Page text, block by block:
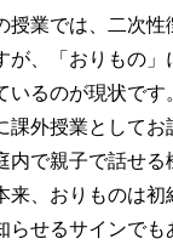
授業では、二次
が、「おりもの」
いるのが現状です
課外授業としてお
内で親子で話せる
来、おりものは初
らせるサインでも